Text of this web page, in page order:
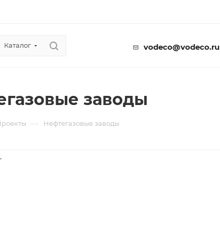
Каталог vodeco@vodeco.ru
заводы
— Нефтегазовые заводы